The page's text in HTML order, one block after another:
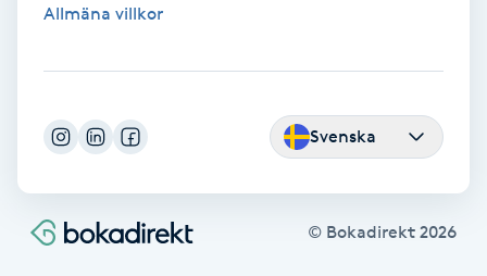
Friskvårdsmassage
Funktionsanalys
Allmäna villkor
Svenska
© Bokadirekt 2026